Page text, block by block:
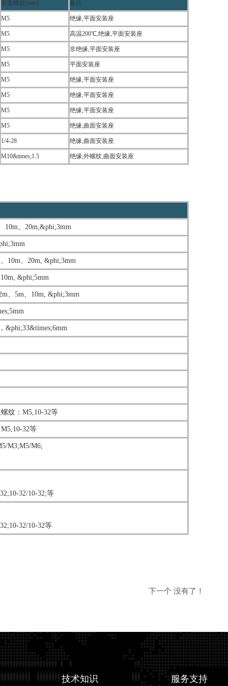
安装螺纹(mm) 备注
M5 绝缘,平面安装座
M5 高温200℃,绝缘,平面安装座
M5 非绝缘,平面安装座
M5 平面安装座
M5 绝缘,平面安装座
M5 绝缘,平面安装座
M5 绝缘,平面安装座
M5 绝缘,曲面安装座
1/4-28 绝缘,曲面安装座
M10&times;1.5 绝缘,外螺纹,曲面安装座
10m、20m,&phi;3mm
10m、20m, &phi;3mm
&phi;5mm
、5m、10m, &phi;3mm
&phi;33&times;6mm
纹：M5,10-32等
32等
M3;M5/M6;
32/10-32;等
32/10-32等
下一个 没有了！
技术知识 服务支持